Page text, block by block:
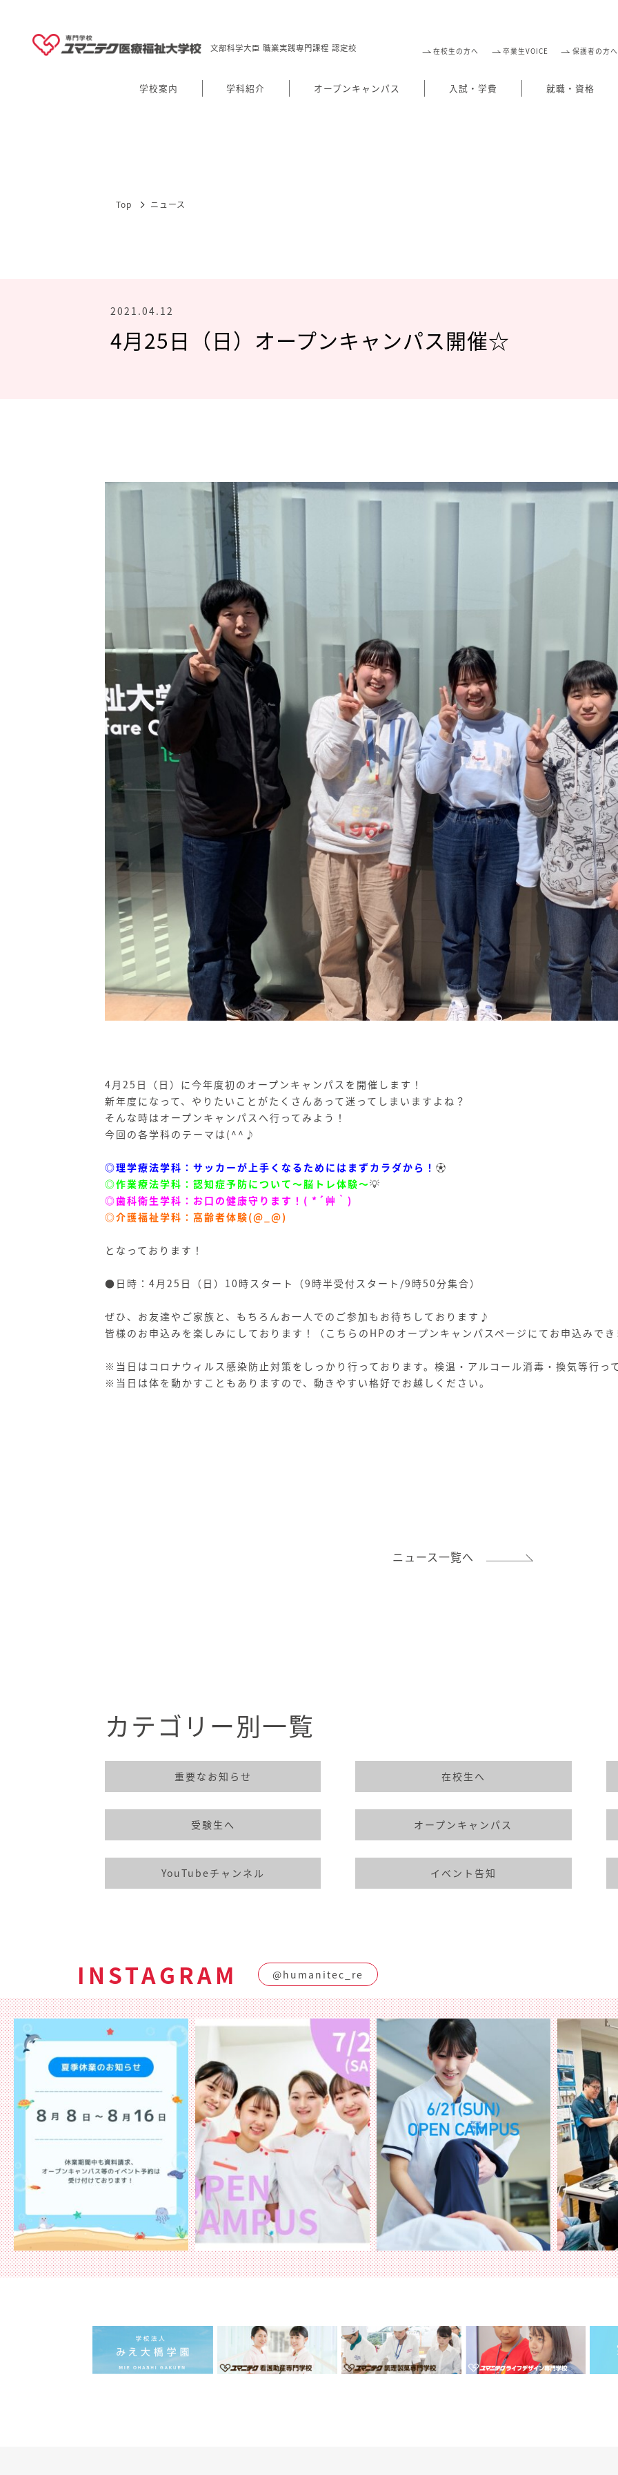
文部科学大臣 職業実践専門課程 認定校 在校生の方へ 卒業生VOICE 保護者の方へ
学校案内 学科紹介 オープンキャンパス 入試・学費 就職・資格
Top ニュース
2021.04.12
4月25日（日）オープンキャンパス開催☆
4月25日（日）に今年度初のオープンキャンパスを開催します！
新年度になって、やりたいことがたくさんあって迷ってしまいますよね？
そんな時はオープンキャンパスへ行ってみよう！
今回の各学科のテーマは(^^♪
◎理学療法学科：サッカーが上手くなるためにはまずカラダから！ ⚽
◎作業療法学科：認知症予防について～脳トレ体験～💡
◎歯科衛生学科：お口の健康守ります！( *´艸｀)
◎介護福祉学科：高齢者体験(@_@)
となっております！
●日時：4月25日（日）10時スタート（9時半受付スタート/9時50分集合）
ぜひ、お友達やご家族と、もちろんお一人でのご参加もお待ちしております♪
皆様のお申込みを楽しみにしております！（こちらのHPのオープンキャンパスページにてお申込みでき
※当日はコロナウィルス感染防止対策をしっかり行っております。検温・アルコール消毒・換気等行っ
※当日は体を動かすこともありますので、動きやすい格好でお越しください。
ニュース一覧へ
カテゴリー別一覧
重要なお知らせ 在校生へ
受験生へ オープンキャンパス
YouTubeチャンネル イベント告知
INSTAGRAM @humanitec_re